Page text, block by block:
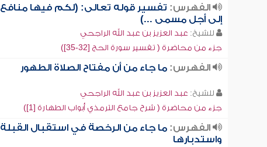
الفهرس: تفسير قوله تعالى: (لكم فيها منافع
إلى أجل مسمى ...)
للشيخ: عبد العزيز بن عبد الله الراجحي
جزء من محاضرة ( تفسير سورة الحج [32-35])
الفهرس:ما جاء من أن مفتاح الصلاة الطهور
للشيخ: عبد العزيز بن عبد الله الراجحي
جزء من محاضرة ( شرح جامع الترمذي أبواب الطهارة [1])
الفهرس:ما جاء من الرخصة في استقبال القبلة
واستدبارها